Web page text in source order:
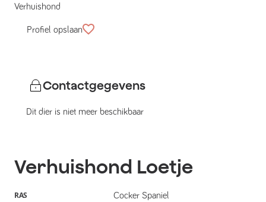
Verhuishond
Profiel opslaan
Contactgegevens
Dit dier is niet meer beschikbaar
Verhuishond Loetje
RAS Cocker Spaniel